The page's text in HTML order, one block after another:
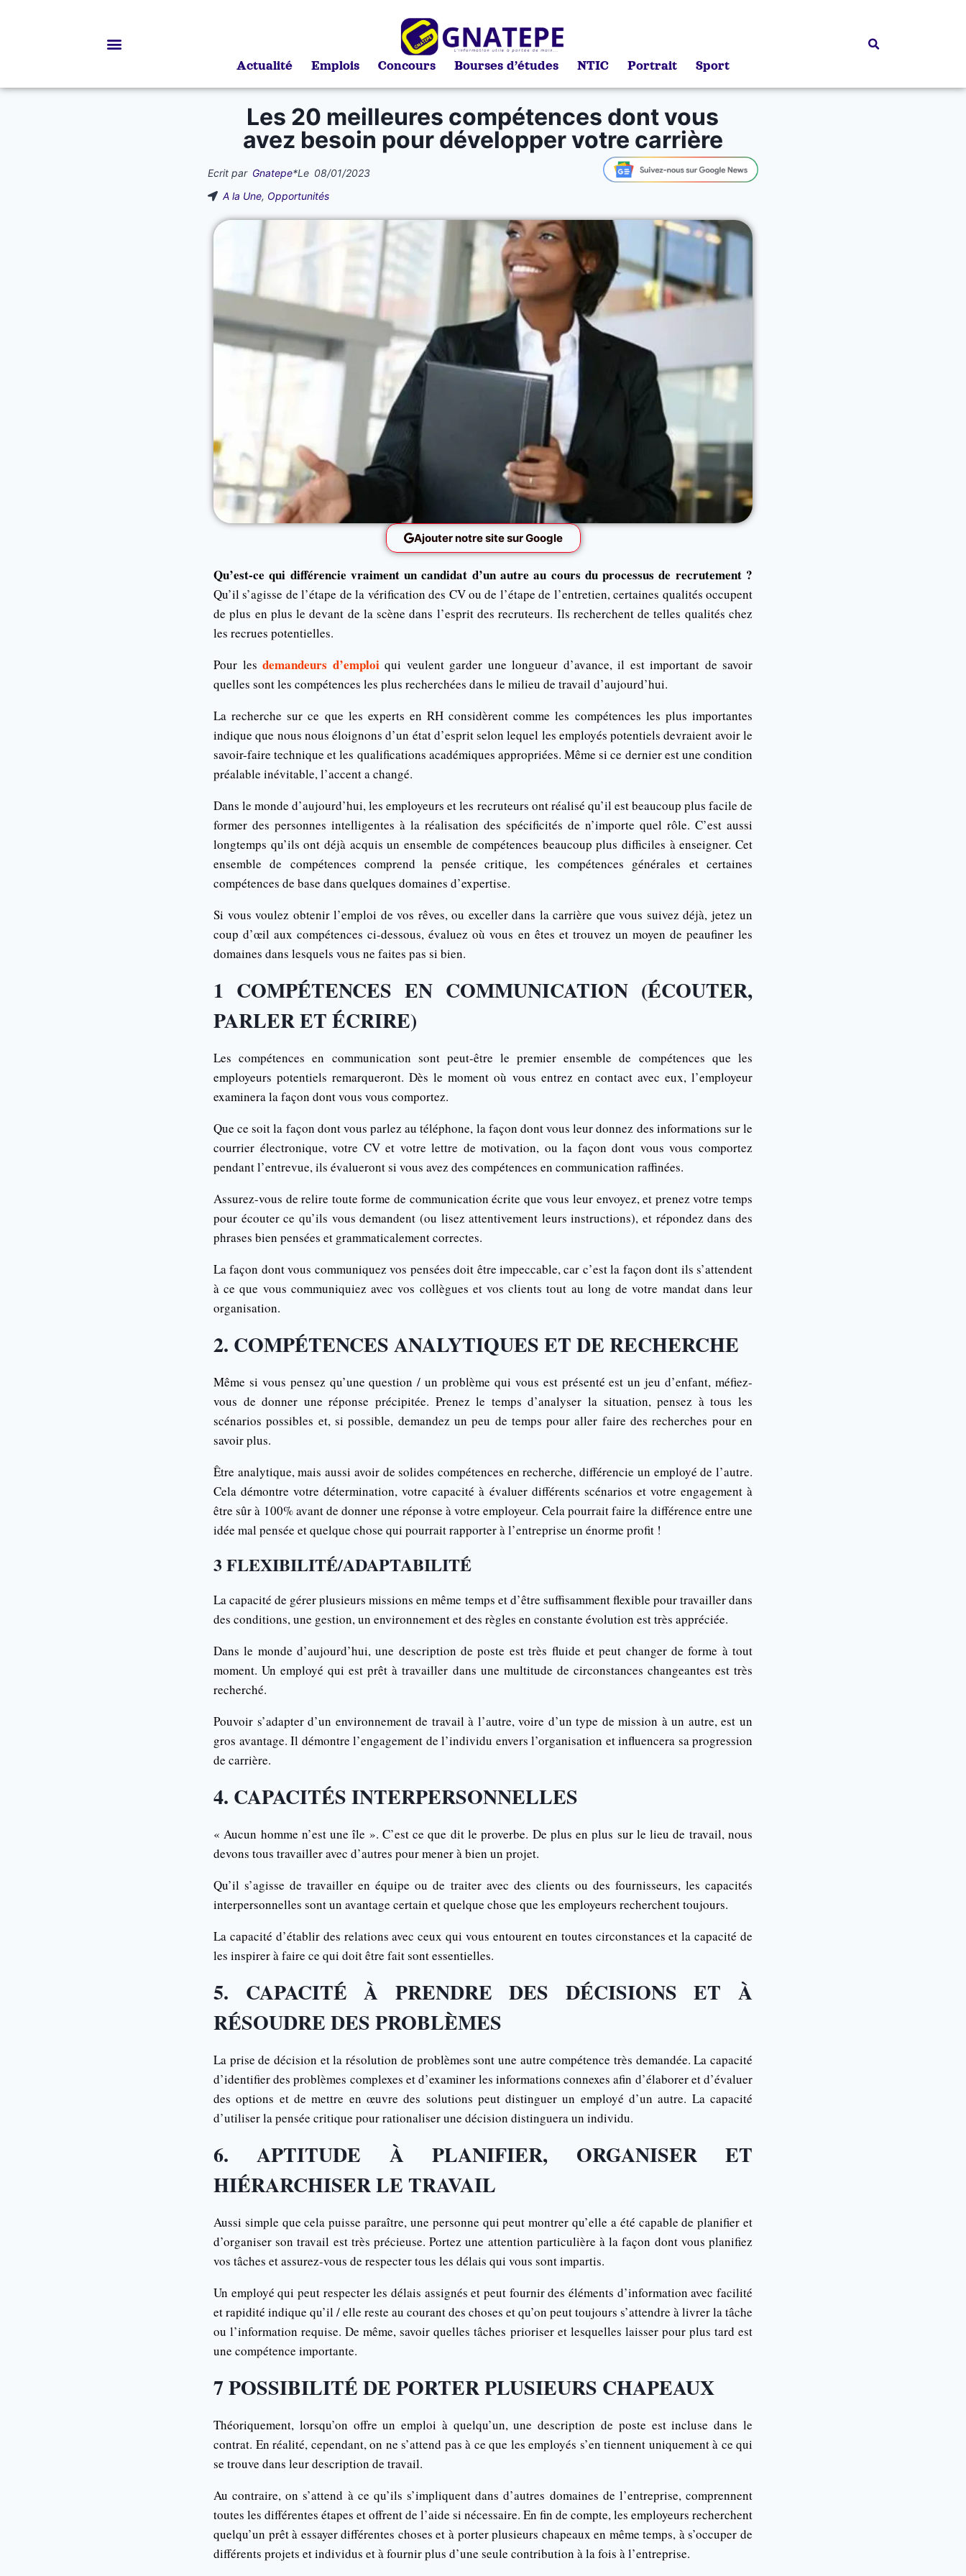
Actualité Emplois Concours Bourses d’études NTIC Portrait Sport
Les 20 meilleures compétences dont vous
avez besoin pour développer votre carrière
Ecrit par Gnatepe*Le 08/01/2023
A la Une, Opportunités
Ajouter notre site sur Google
Qu’est-ce qui différencie vraiment un candidat d’un autre au cours du processus de recrutement ?
Qu’il s’agisse de l’étape de la vérification des CV ou de l’étape de l’entretien, certaines qualités occupent
de plus en plus le devant de la scène dans l’esprit des recruteurs. Ils recherchent de telles qualités chez
les recrues potentielles.
Pour les demandeurs d’emploiqui veulent garder une longueur d’avance, il est important de savoir
quelles sont les compétences les plus recherchées dans le milieu de travail d’aujourd’hui.
La recherche sur ce que les experts en RH considèrent comme les compétences les plus importantes
indique que nous nous éloignons d’un état d’esprit selon lequel les employés potentiels devraient avoir le
savoir-faire technique et les qualifications académiques appropriées. Même si ce dernier est une condition
préalable inévitable, l’accent a changé.
Dans le monde d’aujourd’hui, les employeurs et les recruteurs ont réalisé qu’il est beaucoup plus facile de
former des personnes intelligentes à la réalisation des spécificités de n’importe quel rôle. C’est aussi
longtemps qu’ils ont déjà acquis un ensemble de compétences beaucoup plus difficiles à enseigner. Cet
ensemble de compétences comprend la pensée critique, les compétences générales et certaines
compétences de base dans quelques domaines d’expertise.
Si vous voulez obtenir l’emploi de vos rêves, ou exceller dans la carrière que vous suivez déjà, jetez un
coup d’œil aux compétences ci-dessous, évaluez où vous en êtes et trouvez un moyen de peaufiner les
domaines dans lesquels vous ne faites pas si bien.
1 COMPÉTENCES EN COMMUNICATION (ÉCOUTER,
PARLER ET ÉCRIRE)
Les compétences en communication sont peut-être le premier ensemble de compétences que les
employeurs potentiels remarqueront. Dès le moment où vous entrez en contact avec eux, l’employeur
examinera la façon dont vous vous comportez.
Que ce soit la façon dont vous parlez au téléphone, la façon dont vous leur donnez des informations sur le
courrier électronique, votre CV et votre lettre de motivation, ou la façon dont vous vous comportez
pendant l’entrevue, ils évalueront si vous avez des compétences en communication raffinées.
Assurez-vous de relire toute forme de communication écrite que vous leur envoyez, et prenez votre temps
pour écouter ce qu’ils vous demandent (ou lisez attentivement leurs instructions), et répondez dans des
phrases bien pensées et grammaticalement correctes.
La façon dont vous communiquez vos pensées doit être impeccable, car c’est la façon dont ils s’attendent
à ce que vous communiquiez avec vos collègues et vos clients tout au long de votre mandat dans leur
organisation.
2. COMPÉTENCES ANALYTIQUES ET DE RECHERCHE
Même si vous pensez qu’une question / un problème qui vous est présenté est un jeu d’enfant, méfiez-
vous de donner une réponse précipitée. Prenez le temps d’analyser la situation, pensez à tous les
scénarios possibles et, si possible, demandez un peu de temps pour aller faire des recherches pour en
savoir plus.
Être analytique, mais aussi avoir de solides compétences en recherche, différencie un employé de l’autre.
Cela démontre votre détermination, votre capacité à évaluer différents scénarios et votre engagement à
être sûr à 100% avant de donner une réponse à votre employeur. Cela pourrait faire la différence entre une
idée mal pensée et quelque chose qui pourrait rapporter à l’entreprise un énorme profit !
3 FLEXIBILITÉ/ADAPTABILITÉ
La capacité de gérer plusieurs missions en même temps et d’être suffisamment flexible pour travailler dans
des conditions, une gestion, un environnement et des règles en constante évolution est très appréciée.
Dans le monde d’aujourd’hui, une description de poste est très fluide et peut changer de forme à tout
moment. Un employé qui est prêt à travailler dans une multitude de circonstances changeantes est très
recherché.
Pouvoir s’adapter d’un environnement de travail à l’autre, voire d’un type de mission à un autre, est un
gros avantage. Il démontre l’engagement de l’individu envers l’organisation et influencera sa progression
de carrière.
4. CAPACITÉS INTERPERSONNELLES
« Aucun homme n’est une île ». C’est ce que dit le proverbe. De plus en plus sur le lieu de travail, nous
devons tous travailler avec d’autres pour mener à bien un projet.
Qu’il s’agisse de travailler en équipe ou de traiter avec des clients ou des fournisseurs, les capacités
interpersonnelles sont un avantage certain et quelque chose que les employeurs recherchent toujours.
La capacité d’établir des relations avec ceux qui vous entourent en toutes circonstances et la capacité de
les inspirer à faire ce qui doit être fait sont essentielles.
5. CAPACITÉ À PRENDRE DES DÉCISIONS ET À
RÉSOUDRE DES PROBLÈMES
La prise de décision et la résolution de problèmes sont une autre compétence très demandée. La capacité
d’identifier des problèmes complexes et d’examiner les informations connexes afin d’élaborer et d’évaluer
des options et de mettre en œuvre des solutions peut distinguer un employé d’un autre. La capacité
d’utiliser la pensée critique pour rationaliser une décision distinguera un individu.
6. APTITUDE À PLANIFIER, ORGANISER ET
HIÉRARCHISER LE TRAVAIL
Aussi simple que cela puisse paraître, une personne qui peut montrer qu’elle a été capable de planifier et
d’organiser son travail est très précieuse. Portez une attention particulière à la façon dont vous planifiez
vos tâches et assurez-vous de respecter tous les délais qui vous sont impartis.
Un employé qui peut respecter les délais assignés et peut fournir des éléments d’information avec facilité
et rapidité indique qu’il / elle reste au courant des choses et qu’on peut toujours s’attendre à livrer la tâche
ou l’information requise. De même, savoir quelles tâches prioriser et lesquelles laisser pour plus tard est
une compétence importante.
7 POSSIBILITÉ DE PORTER PLUSIEURS CHAPEAUX
Théoriquement, lorsqu’on offre un emploi à quelqu’un, une description de poste est incluse dans le
contrat. En réalité, cependant, on ne s’attend pas à ce que les employés s’en tiennent uniquement à ce qui
se trouve dans leur description de travail.
Au contraire, on s’attend à ce qu’ils s’impliquent dans d’autres domaines de l’entreprise, comprennent
toutes les différentes étapes et offrent de l’aide si nécessaire. En fin de compte, les employeurs recherchent
quelqu’un prêt à essayer différentes choses et à porter plusieurs chapeaux en même temps, à s’occuper de
différents projets et individus et à fournir plus d’une seule contribution à la fois à l’entreprise.